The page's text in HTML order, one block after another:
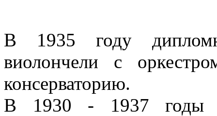
В 1935 году
виолончели с
консерваторию.
В 1930 - 1937 годы